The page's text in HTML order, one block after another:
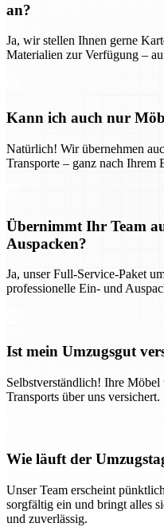
an?
Ja, wir stellen Ihnen gerne
Materialien zur Verfügung –
Kann ich auch nur
Natürlich! Wir übernehmen
Transporte – ganz nach Ihrem
Übernimmt Ihr Team
Auspacken?
Ja, unser Full-Service-Paket
professionelle Ein- und
Ist mein Umzugsgut
Selbstverständlich! Ihre Möbel
Transports über uns versichert.
Wie läuft der
Unser Team erscheint
sorgfältig ein und bringt alles
und zuverlässig.